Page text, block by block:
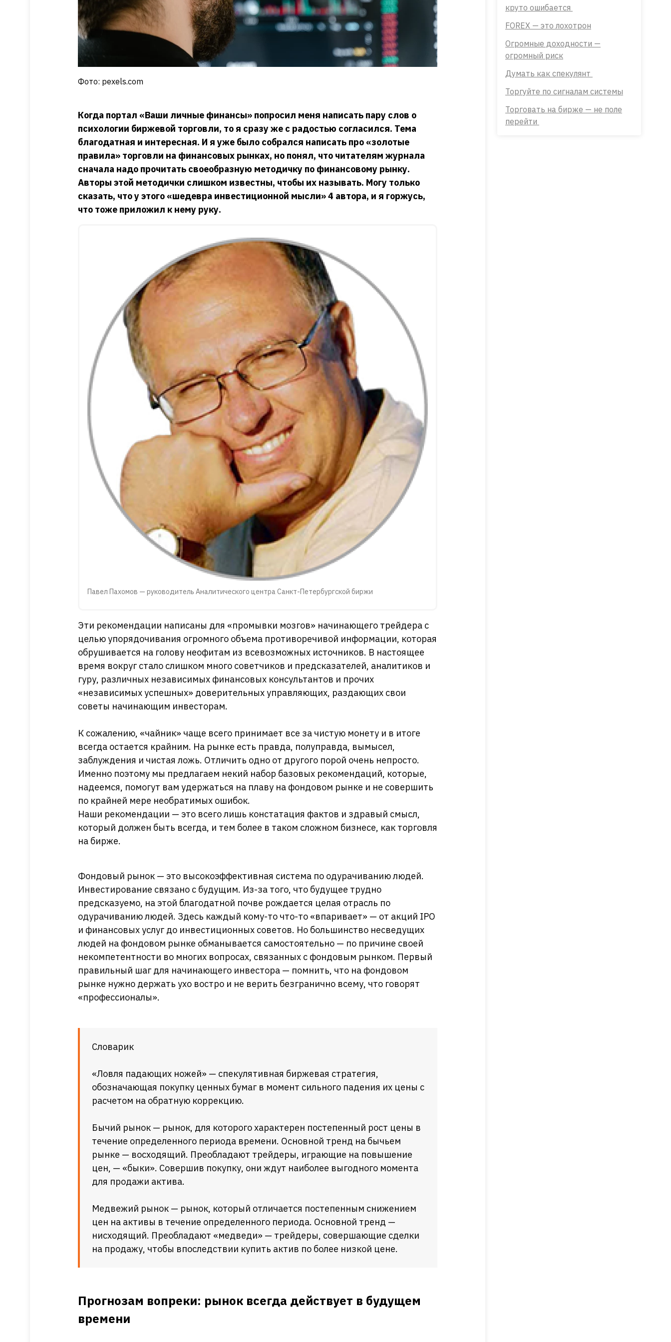
Фото: pexels.com
круто ошибается
FOREX — это лохотрон
Огромные доходности —
огромный риск
Думать как спекулянт
Торгуйте по сигналам системы
Торговать на бирже — не поле
перейти
Когда портал «Ваши личные финансы» попросил меня написать пару слов о
психологии биржевой торговли, то я сразу же с радостью согласился. Тема
благодатная и интересная. И я уже было собрался написать про «золотые
правила» торговли на финансовых рынках, но понял, что читателям журнала
сначала надо прочитать своеобразную методичку по финансовому рынку.
Авторы этой методички слишком известны, чтобы их называть. Могу только
сказать, что у этого «шедевра инвестиционной мысли» 4 автора, и я горжусь,
что тоже приложил к нему руку.
Павел Пахомов — руководитель Аналитического центра Санкт-Петербургской биржи
Эти рекомендации написаны для «промывки мозгов» начинающего трейдера с
целью упорядочивания огромного объема противоречивой информации, которая
обрушивается на голову неофитам из всевозможных источников. В настоящее
время вокруг стало слишком много советчиков и предсказателей, аналитиков и
гуру, различных независимых финансовых консультантов и прочих
«независимых успешных» доверительных управляющих, раздающих свои
советы начинающим инвесторам.
К сожалению, «чайник» чаще всего принимает все за чистую монету и в итоге
всегда остается крайним. На рынке есть правда, полуправда, вымысел,
заблуждения и чистая ложь. Отличить одно от другого порой очень непросто.
Именно поэтому мы предлагаем некий набор базовых рекомендаций, которые,
надеемся, помогут вам удержаться на плаву на фондовом рынке и не совершить
по крайней мере необратимых ошибок.
Наши рекомендации — это всего лишь констатация фактов и здравый смысл,
который должен быть всегда, и тем более в таком сложном бизнесе, как торговля
на бирже.
Фондовый рынок — это высокоэффективная система по одурачиванию людей.
Инвестирование связано с будущим. Из-за того, что будущее трудно
предсказуемо, на этой благодатной почве рождается целая отрасль по
одурачиванию людей. Здесь каждый кому-то что-то «впаривает» — от акций IPO
и финансовых услуг до инвестиционных советов. Но большинство несведущих
людей на фондовом рынке обманывается самостоятельно — по причине своей
некомпетентности во многих вопросах, связанных с фондовым рынком. Первый
правильный шаг для начинающего инвестора — помнить, что на фондовом
рынке нужно держать ухо востро и не верить безгранично всему, что говорят
«профессионалы».
Словарик
«Ловля падающих ножей» — спекулятивная биржевая стратегия,
обозначающая покупку ценных бумаг в момент сильного падения их цены с
расчетом на обратную коррекцию.
Бычий рынок — рынок, для которого характерен постепенный рост цены в
течение определенного периода времени. Основной тренд на бычьем
рынке — восходящий. Преобладают трейдеры, играющие на повышение
цен, — «быки». Совершив покупку, они ждут наиболее выгодного момента
для продажи актива.
Медвежий рынок — рынок, который отличается постепенным снижением
цен на активы в течение определенного периода. Основной тренд —
нисходящий. Преобладают «медведи» — трейдеры, совершающие сделки
на продажу, чтобы впоследствии купить актив по более низкой цене.
Прогнозам вопреки: рынок всегда действует в будущем
времени